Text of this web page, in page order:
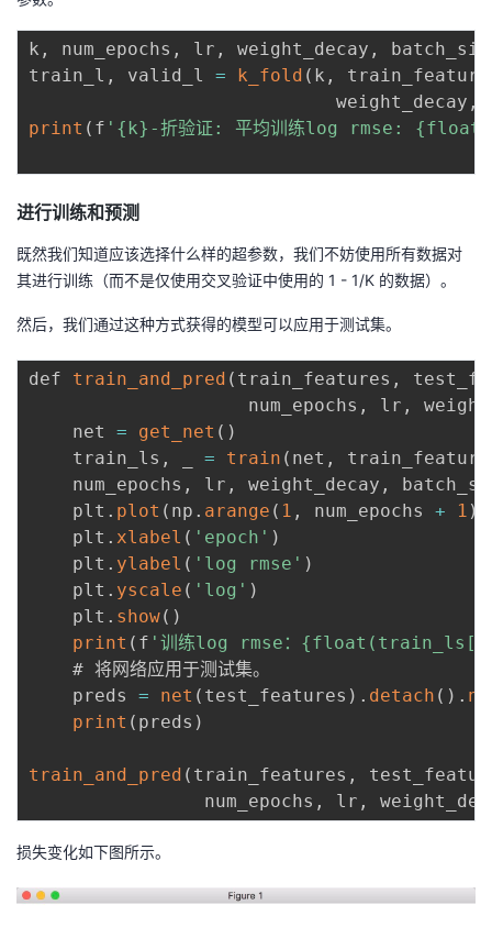
k , num_epochs , lr , weight_decay ,
train_l , valid_l = k_fold ( k ,
                            weight_decay
,
print ( f '{k}-折验证: 平均训练log rmse:
进行训练和预测
既然我们知道应该选择什么样的超参数，我们不妨使⽤所有数据对
其进⾏训练（⽽不是仅使⽤交叉验证中使⽤的 1 - 1/K 的数据）。
然后，我们通过这种⽅式获得的模型可以应⽤于测试集。
def train_and_pred ( train_features ,
                    num_epochs
, lr ,
    net
= get_net ( )
    train_ls
, = train ( net ,
    num_epochs
, lr , weight_decay ,
    plt
. plot ( np . arange ( 1 , num_epochs + 1 )
    plt
. xlabel ( 'epoch' )
    plt
. ylabel ( 'log rmse' )
    plt
. yscale ( 'log' )
    plt
. show( )
print ( f '训练log rmse：
    # 将⽹络应⽤于测试集。
    preds
= net ( test_features ) . detach ( ) .
print ( preds )
train_and_pred ( train_features ,
                num_epochs
, lr ,
损失变化如下图所示。